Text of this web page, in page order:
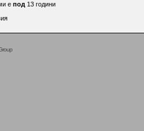
е под 13 години